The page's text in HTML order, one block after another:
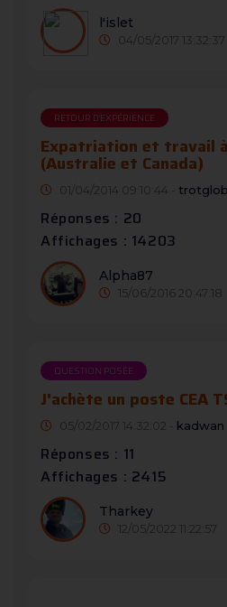
l'islet
04/05/2017 13:32:37
RETOUR D'EXPÉRIENCE
Expatriation et travail
(Australie et Canada)
01/04/2014 09:10:44 -
Réponses : 20
Affichages : 14203
Alpha87
15/06/2016 20:47:18
QUESTION POSÉE
J'achète un poste CEA
05/02/2017 14:32:02 - kadwan
Réponses : 11
Affichages : 2415
Tharkey
12/05/2022 11:22:57